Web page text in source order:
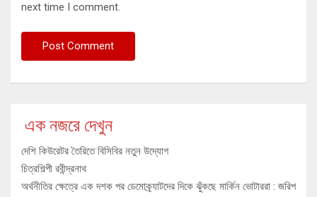
next time I comment.
এক নজরে দেখুন
দেশি কিউরেটর তৈরিতে বিসিবির নতুন উদ্যোগ
চিত্রশিল্পী রবীন্দ্রনাথ
অর্থনীতির ক্ষেত্রে এক দশক পর ডেমোক্র্যাটদের দিকে ঝুঁকছে মার্কিন ভোটাররা : জরিপ